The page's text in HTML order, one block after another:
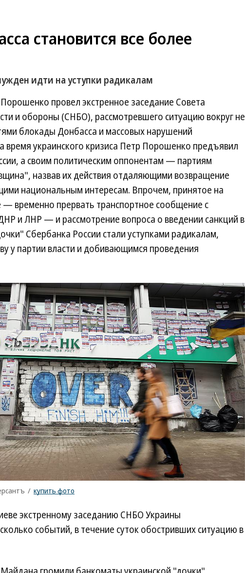
становится все более
идти на уступки радикалам
провел экстренное заседание Совета
и обороны (СНБО), рассмотревшего ситуацию вокруг не
блокады Донбасса и массовых нарушений
время украинского кризиса Петр Порошенко предъявил
а своим политическим оппонентам — партиям
назвав их действия отдаляющими возвращение
национальным интересам. Впрочем, принятое на
временно прервать транспортное сообщение с
и ЛНР — и рассмотрение вопроса о введении санкций в
Сбербанка России стали уступками радикалам,
у партии власти и добивающимся проведения
/ купить фото
экстренному заседанию СНБО Украины
событий, в течение суток обостривших ситуацию в